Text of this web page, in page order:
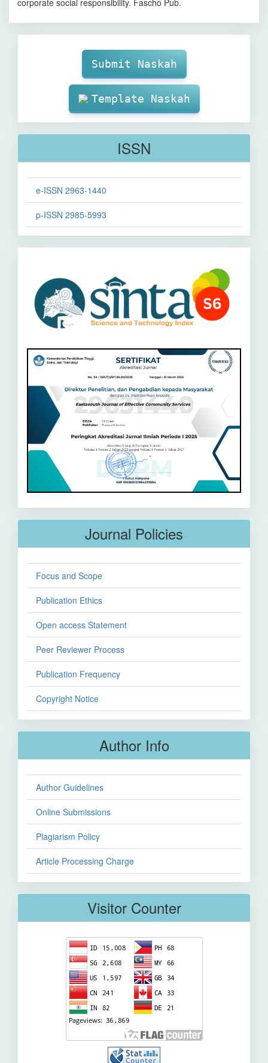
corporate social responsibility. Fascho Pub.
SubmissionSubmit Naskah
Template Naskah
ISSN
e-ISSN 2963-1440
p-ISSN 2985-5993
Journal Policies
Focus and Scope
Publication Ethics
Open access Statement
Peer Reviewer Process
Publication Frequency
Copyright Notice
Author Info
Author Guidelines
Online Submissions
Plagiarism Policy
Article Processing Charge
Visitor Counter